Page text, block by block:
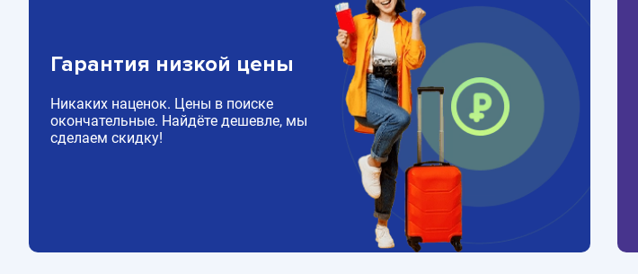
Гарантия низкой цены
Никаких наценок. Цены в поиске
окончательные. Найдёте дешевле, мы
сделаем скидку!